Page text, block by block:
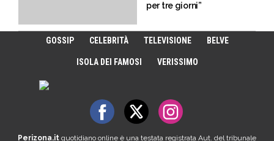
per tre giorni”
GOSSIP CELEBRITÀ TELEVISIONE BELVE
ISOLA DEI FAMOSI VERISSIMO
Perizona.it quotidiano online è una testata registrata Aut. del tribunale